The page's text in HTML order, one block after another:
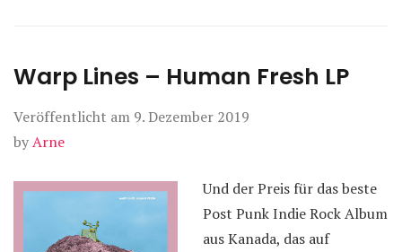
Warp Lines – Human Fresh LP
Veröffentlicht am 9. Dezember 2019
byArne
Und der Preis für das beste
Post Punk Indie Rock Album
aus Kanada, das auf